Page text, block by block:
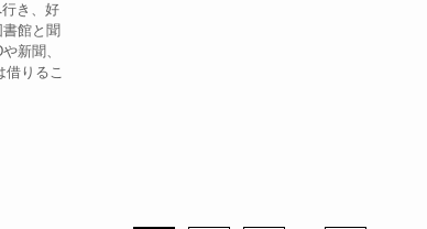
き、好
館と聞
新聞、
借りるこ